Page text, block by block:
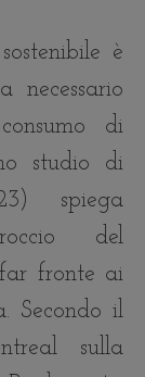
necessario
di
studio di
spiega
del
fronte ai
Secondo il
sulla